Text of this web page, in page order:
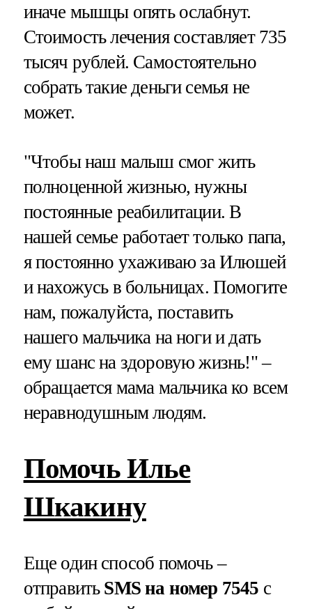
иначе мышцы опять ослабнут.
Стоимость лечения составляет 735
тысяч рублей. Самостоятельно
собрать такие деньги семья не
может.
"Чтобы наш малыш смог жить
полноценной жизнью, нужны
постоянные реабилитации. В
нашей семье работает только папа,
я постоянно ухаживаю за Илюшей
и нахожусь в больницах. Помогите
нам, пожалуйста, поставить
нашего мальчика на ноги и дать
ему шанс на здоровую жизнь!" –
обращается мама мальчика ко всем
неравнодушным людям.
Помочь Илье
Шкакину
Еще один способ помочь –
отправить SMS на номер 7545 с